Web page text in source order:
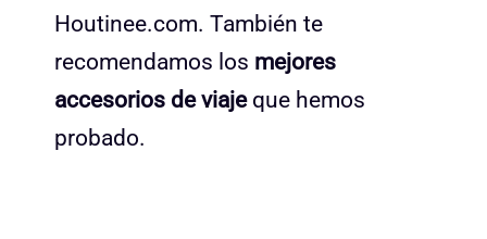
Houtinee.com. También te
recomendamos los mejores
accesorios de viajeque hemos
probado.